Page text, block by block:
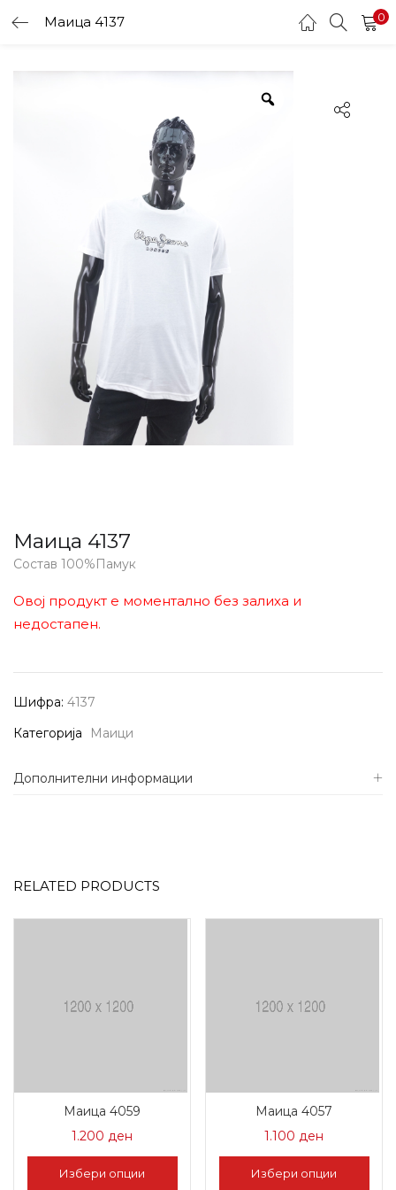
Маица 4137 0
Маица 4137
Состав 100%Памук
Овој продукт е моментално без залиха и
недостапен.
Шифра: 4137
Категорија
Маици
Дополнителни информации
RELATED PRODUCTS
Маица 4059
1.200 ден
Избери опции
Маица 4057
1.100 ден
Избери опции
LOGIN
Enter your username and password to login.
Remember me
Login
Lost password?